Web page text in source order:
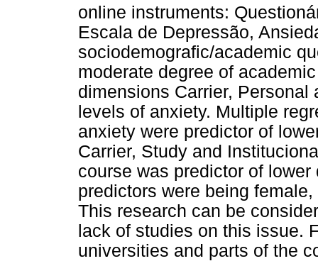
online instruments:
Escala de Depressão,
sociodemografic/academic
moderate degree of
dimensions Carrier,
levels of anxiety. Multiple
anxiety were predictor of
Carrier, Study and
course was predictor of
predictors were being
This research can be
lack of studies on this issue.
universities and parts of the